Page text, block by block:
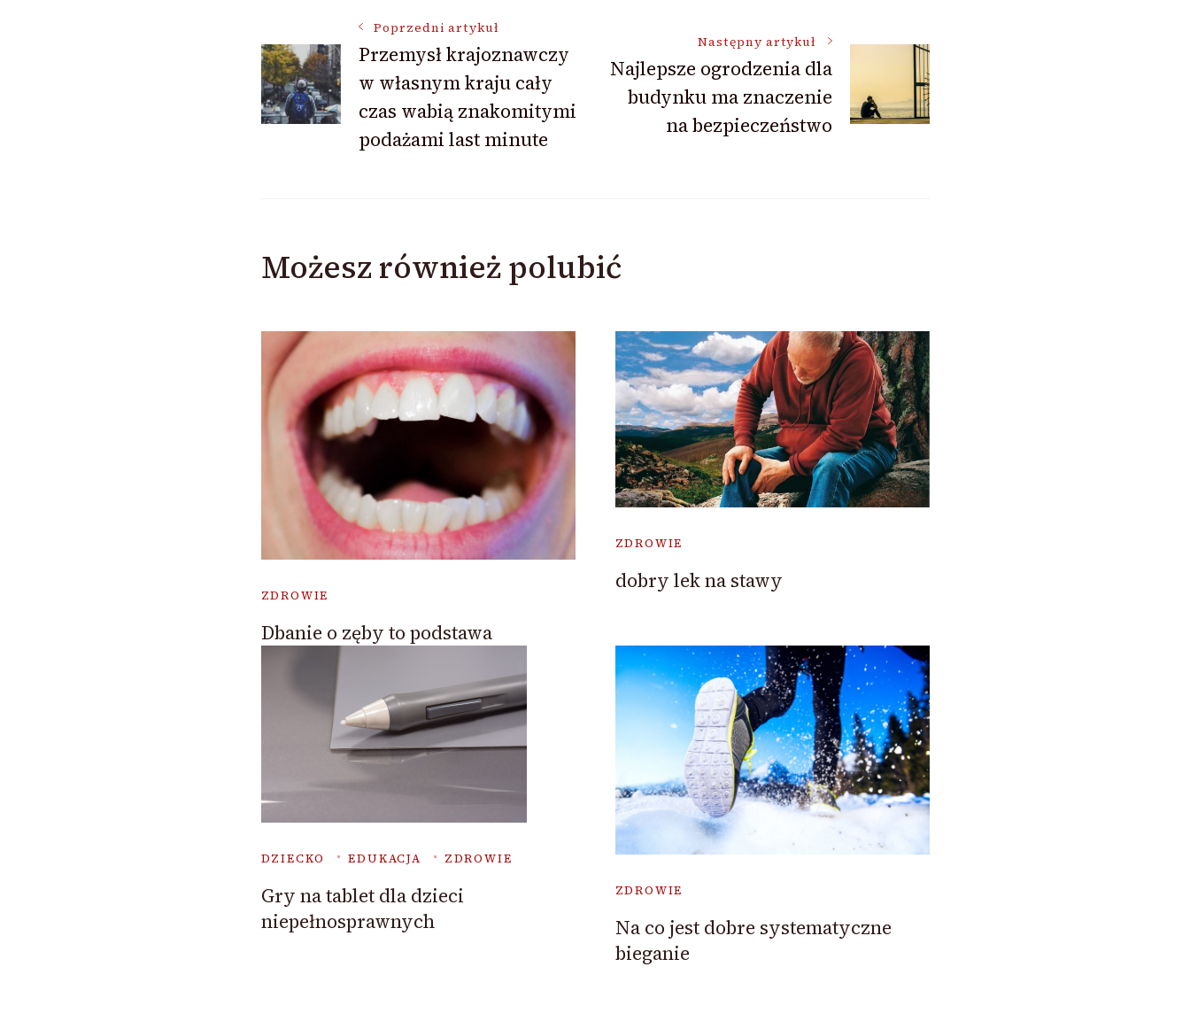
Nawigacja
wpisu
Poprzedni artykuł
Przemysł krajoznawczy
w własnym kraju cały
czas wabią znakomitymi
podażami last minute
Następny artykuł
Najlepsze ogrodzenia dla
budynku ma znaczenie
na bezpieczeństwo
Możesz również polubić
ZDROWIE
Dbanie o zęby to podstawa
ZDROWIE
dobry lek na stawy
DZIECKO EDUKACJA ZDROWIE
Gry na tablet dla dzieci
niepełnosprawnych
ZDROWIE
Na co jest dobre systematyczne
bieganie